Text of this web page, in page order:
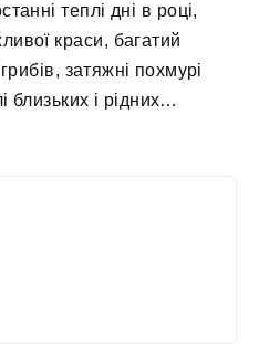
теплі дні в році,
краси, багатий
затяжні похмурі
близьких і рідних…